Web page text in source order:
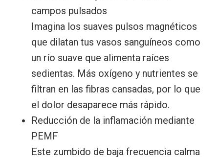
campos pulsados
Imagina los suaves pulsos magnéticos
que dilatan tus vasos sanguíneos como
un río suave que alimenta raíces
sedientas. Más oxígeno y nutrientes se
filtran en las fibras cansadas, por lo que
el dolor desaparece más rápido.
Reducción de la inflamación mediante
PEMF
Este zumbido de baja frecuencia calma